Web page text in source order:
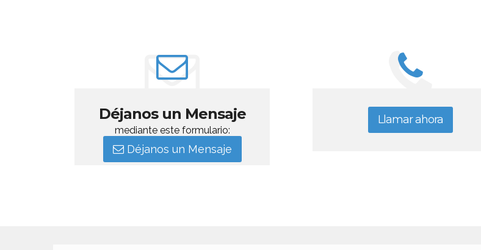
Déjanos un Mensaje
mediante este formulario:
Déjanos un Mensaje
Llamar ahora